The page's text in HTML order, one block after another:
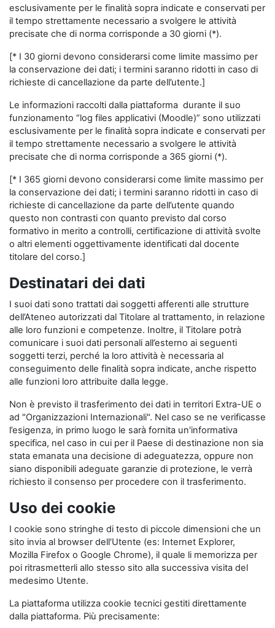
esclusivamente per le finalità sopra indicate e conservati per
il tempo strettamente necessario a svolgere le attività
precisate che di norma corrisponde a 30 giorni (*).
[* I 30 giorni devono considerarsi come limite massimo per
la conservazione dei dati; i termini saranno ridotti in caso di
richieste di cancellazione da parte dell’utente.]
Le informazioni raccolti dalla piattaforma durante il suo
funzionamento “log files applicativi (Moodle)” sono utilizzati
esclusivamente per le finalità sopra indicate e conservati per
il tempo strettamente necessario a svolgere le attività
precisate che di norma corrisponde a 365 giorni (*).
[* I 365 giorni devono considerarsi come limite massimo per
la conservazione dei dati; i termini saranno ridotti in caso di
richieste di cancellazione da parte dell’utente quando
questo non contrasti con quanto previsto dal corso
formativo in merito a controlli, certificazione di attività svolte
o altri elementi oggettivamente identificati dal docente
titolare del corso.]
Destinatari dei dati
I suoi dati sono trattati dai soggetti afferenti alle strutture
dell’Ateneo autorizzati dal Titolare al trattamento, in relazione
alle loro funzioni e competenze. Inoltre, il Titolare potrà
comunicare i suoi dati personali all’esterno ai seguenti
soggetti terzi, perché la loro attività è necessaria al
conseguimento delle finalità sopra indicate, anche rispetto
alle funzioni loro attribuite dalla legge.
Non è previsto il trasferimento dei dati in territori Extra-UE o
ad "Organizzazioni Internazionali". Nel caso se ne verificasse
l’esigenza, in primo luogo le sarà fornita un'informativa
specifica, nel caso in cui per il Paese di destinazione non sia
stata emanata una decisione di adeguatezza, oppure non
siano disponibili adeguate garanzie di protezione, le verrà
richiesto il consenso per procedere con il trasferimento.
Uso dei cookie
I cookie sono stringhe di testo di piccole dimensioni che un
sito invia al browser dell'Utente (es: Internet Explorer,
Mozilla Firefox o Google Chrome), il quale li memorizza per
poi ritrasmetterli allo stesso sito alla successiva visita del
medesimo Utente.
La piattaforma utilizza cookie tecnici gestiti direttamente
dalla piattaforma. Più precisamente: